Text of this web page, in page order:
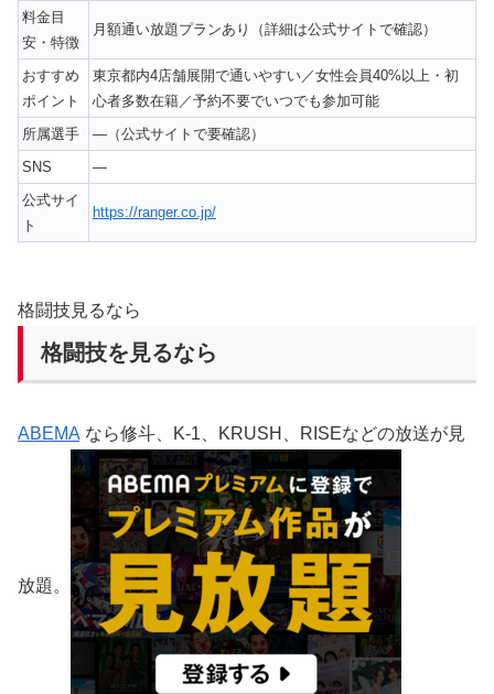
料金目
安・特徴
月額通い放題プランあり（詳細は公式サイトで確認）
おすすめ
ポイント
東京都内4店舗展開で通いやすい／女性会員40%以上・初
心者多数在籍／予約不要でいつでも参加可能
所属選手
—（公式サイトで要確認）
SNS
—
公式サイ
ト
https://ranger.co.jp/
格闘技見るなら
格闘技を見るなら
ABEMA なら修斗、K-1、KRUSH、RISEなどの放送が見
放題。